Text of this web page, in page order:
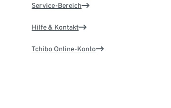
Service-Bereich
Hilfe & Kontakt
Tchibo Online-Konto